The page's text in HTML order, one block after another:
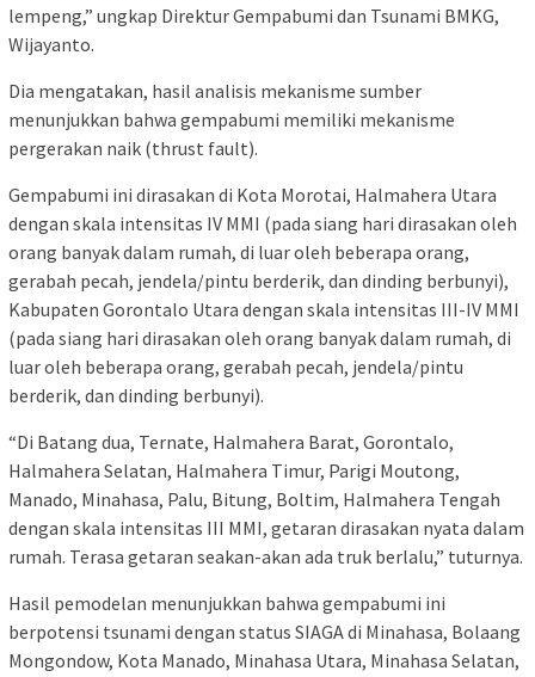
lempeng,” ungkap Direktur Gempabumi dan Tsunami BMKG,
Wijayanto.
Dia mengatakan, hasil analisis mekanisme sumber
menunjukkan bahwa gempabumi memiliki mekanisme
pergerakan naik (thrust fault).
Gempabumi ini dirasakan di Kota Morotai, Halmahera Utara
dengan skala intensitas IV MMI (pada siang hari dirasakan oleh
orang banyak dalam rumah, di luar oleh beberapa orang,
gerabah pecah, jendela/pintu berderik, dan dinding berbunyi),
Kabupaten Gorontalo Utara dengan skala intensitas III-IV MMI
(pada siang hari dirasakan oleh orang banyak dalam rumah, di
luar oleh beberapa orang, gerabah pecah, jendela/pintu
berderik, dan dinding berbunyi).
“Di Batang dua, Ternate, Halmahera Barat, Gorontalo,
Halmahera Selatan, Halmahera Timur, Parigi Moutong,
Manado, Minahasa, Palu, Bitung, Boltim, Halmahera Tengah
dengan skala intensitas III MMI, getaran dirasakan nyata dalam
rumah. Terasa getaran seakan-akan ada truk berlalu,” tuturnya.
Hasil pemodelan menunjukkan bahwa gempabumi ini
berpotensi tsunami dengan status SIAGA di Minahasa, Bolaang
Mongondow, Kota Manado, Minahasa Utara, Minahasa Selatan,